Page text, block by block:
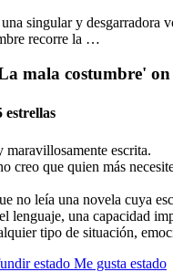
singular y desgarradora
recorre la …
mala costumbre'
estrellas
maravillosamente escrita.
creo que quien más
no leía una novela cuya
lenguaje, una capacidad
tipo de situación,
estado Me gusta estado